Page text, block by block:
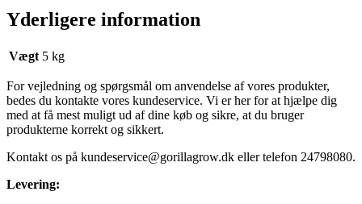
Yderligere information
Vægt 5 kg
For vejledning og spørgsmål om anvendelse af vores produkter,
bedes du kontakte vores kundeservice. Vi er her for at hjælpe dig
med at få mest muligt ud af dine køb og sikre, at du bruger
produkterne korrekt og sikkert.
Kontakt os på kundeservice@gorillagrow.dk eller telefon 24798080.
Levering: